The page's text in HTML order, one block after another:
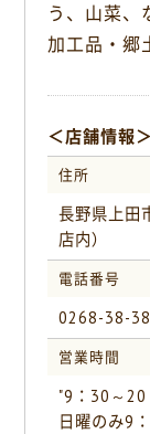
う、山菜、
加工品・郷
＜店舗情報＞
住所
長野県上
店内）
電話番号
0268-38-
営業時間
"9：30～20
日曜のみ9